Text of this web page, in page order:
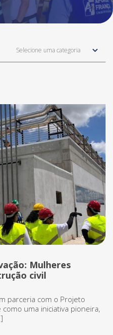
Selecione uma categoria
Mulheres
civil
parceria com o Projeto
uma iniciativa pioneira,